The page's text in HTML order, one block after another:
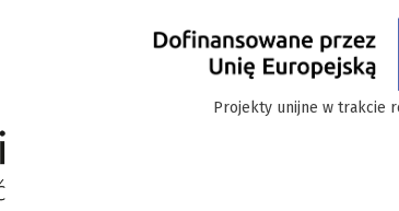
Projekty unijne w trakcie